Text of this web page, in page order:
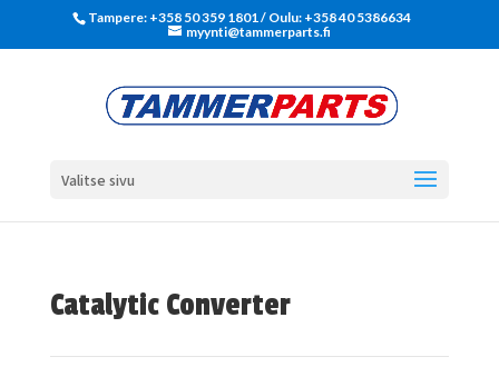
Tampere: +358 50 359 1801‬ / Oulu: +358 40 5386634
myynti@tammerparts.fi
Valitse sivu
Catalytic Converter